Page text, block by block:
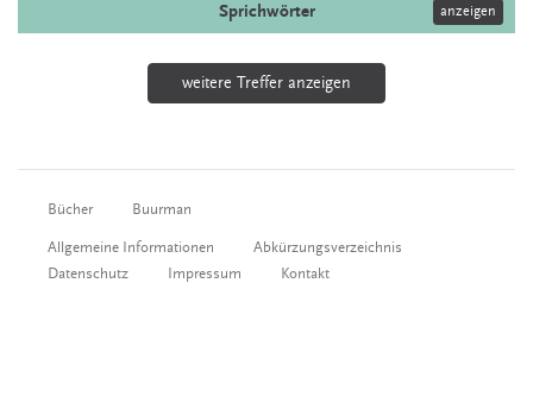
Sprichwörter anzeigen
weitere Treffer anzeigen
Bücher Buurman
Allgemeine Informationen
Abkürzungsverzeichnis
Datenschutz
Impressum Kontakt